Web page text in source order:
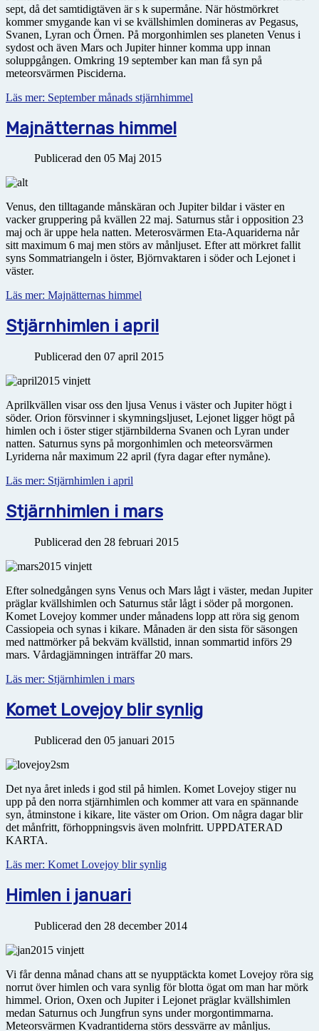
sept, då det samtidigtäven är s k supermåne. När höstmörkret
kommer smygande kan vi se kvällshimlen domineras av Pegasus,
Svanen, Lyran och Örnen. På morgonhimlen ses planeten Venus i
sydost och även Mars och Jupiter hinner komma upp innan
soluppgången. Omkring 19 september kan man få syn på
meteorsvärmen Pisciderna.
Läs mer: September månads stjärnhimmel
Majnätternas himmel
Publicerad den 05 Maj 2015
Venus, den tilltagande månskäran och Jupiter bildar i väster en
vacker gruppering på kvällen 22 maj. Saturnus står i opposition 23
maj och är uppe hela natten. Meterosvärmen Eta-Aquariderna når
sitt maximum 6 maj men störs av månljuset. Efter att mörkret fallit
syns Sommatriangeln i öster, Björnvaktaren i söder och Lejonet i
väster.
Läs mer: Majnätternas himmel
Stjärnhimlen i april
Publicerad den 07 april 2015
Aprilkvällen visar oss den ljusa Venus i väster och Jupiter högt i
söder. Orion försvinner i skymningsljuset, Lejonet ligger högt på
himlen och i öster stiger stjärnbilderna Svanen och Lyran under
natten. Saturnus syns på morgonhimlen och meteorsvärmen
Lyriderna når maximum 22 april (fyra dagar efter nymåne).
Läs mer: Stjärnhimlen i april
Stjärnhimlen i mars
Publicerad den 28 februari 2015
Efter solnedgången syns Venus och Mars lågt i väster, medan Jupiter
präglar kvällshimlen och Saturnus står lågt i söder på morgonen.
Komet Lovejoy kommer under månadens lopp att röra sig genom
Cassiopeia och synas i kikare. Månaden är den sista för säsongen
med nattmörker på bekväm kvällstid, innan sommartid införs 29
mars. Vårdagjämningen inträffar 20 mars.
Läs mer: Stjärnhimlen i mars
Komet Lovejoy blir synlig
Publicerad den 05 januari 2015
Det nya året inleds i god stil på himlen. Komet Lovejoy stiger nu
upp på den norra stjärnhimlen och kommer att vara en spännande
syn, åtminstone i kikare, lite väster om Orion. Om några dagar blir
det månfritt, förhoppningsvis även molnfritt. UPPDATERAD
KARTA.
Läs mer: Komet Lovejoy blir synlig
Himlen i januari
Publicerad den 28 december 2014
Vi får denna månad chans att se nyupptäckta komet Lovejoy röra sig
norrut över himlen och vara synlig för blotta ögat om man har mörk
himmel. Orion, Oxen och Jupiter i Lejonet präglar kvällshimlen
medan Saturnus och Jungfrun syns under morgontimmarna.
Meteorsvärmen Kvadrantiderna störs dessvärre av månljus.